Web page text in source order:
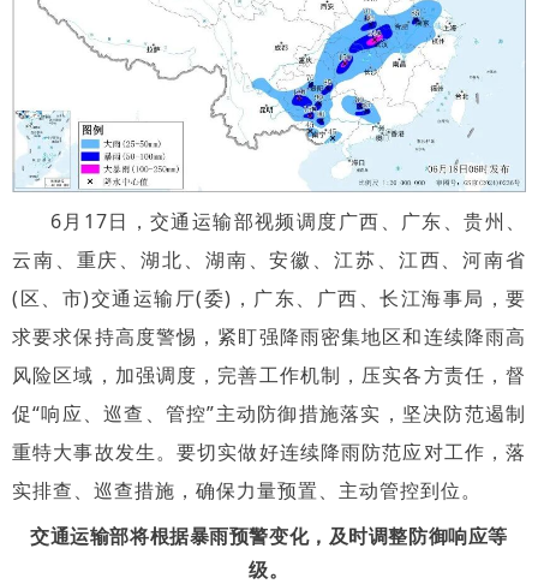
6月17日，交通运输部视频调度广西、广东、贵州、
云南、重庆、湖北、湖南、安徽、江苏、江西、河南省
(区、市)交通运输厅(委)，广东、广西、长江海事局， 要
求要求保持高度警惕，紧盯强降雨密集地区和连续降雨高
风险区域，加强调度，完善工作机制，压实各方责任，督
促“响应、巡查、管控”主动防御措施落实，坚决防范遏制
重特大事故发生。要切实做好连续降雨防范应对工作，落
实排查、巡查措施，确保力量预置、主动管控到位。
交通运输部将根据暴雨预警变化，及时调整防御响应等
级。